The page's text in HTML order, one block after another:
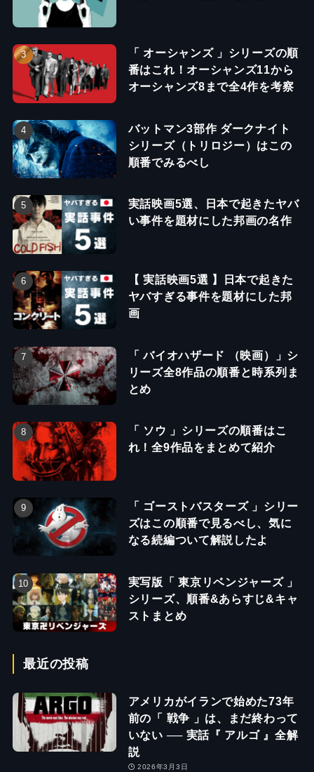
「 オーシャンズ 」シリーズの順
番はこれ！オーシャンズ11から
オーシャンズ8まで全4作を考察
バットマン3部作 ダークナイト
シリーズ（トリロジー）はこの
順番でみるべし
実話映画5選、日本で起きたヤバ
い事件を題材にした邦画の名作
【 実話映画5選 】日本で起きた
ヤバすぎる事件を題材にした邦
画
「 バイオハザード （映画）」シ
リーズ全8作品の順番と時系列ま
とめ
「 ソウ 」シリーズの順番はこ
れ！全9作品をまとめて紹介
「 ゴーストバスターズ 」シリー
ズはこの順番で見るべし、気に
なる続編ついて解説したよ
実写版「 東京リベンジャーズ 」
シリーズ、順番&あらすじ&キャ
ストまとめ
最近の投稿
アメリカがイランで始めた73年
前の「 戦争 」は、まだ終わって
いない ── 実話『 アルゴ 』全解
説
2026年3月3日